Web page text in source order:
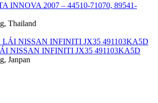
INNOVA 2007 – 44510-71070, 89541-
Thailand
NISSAN INFINITI JX35 491103KA5D
Janpan